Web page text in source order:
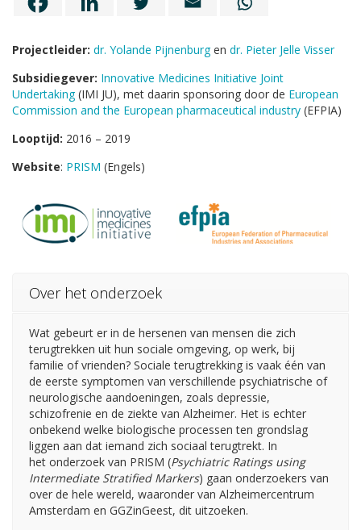
Projectleider: dr. Yolande Pijnenburgen dr. Pieter Jelle Visser
Subsidiegever: Innovative Medicines Initiative Joint
Undertaking(IMI JU), met daarin sponsoring door de European
Commission and the European pharmaceutical industry (EFPIA)
Looptijd: 2016 – 2019
Website: PRISM (Engels)
Over het onderzoek
Wat gebeurt er in de hersenen van mensen die zich
terugtrekken uit hun sociale omgeving, op werk, bij
familie of vrienden? Sociale terugtrekking is vaak één van
de eerste symptomen van verschillende psychiatrische of
neurologische aandoeningen, zoals depressie,
schizofrenie en de ziekte van Alzheimer. Het is echter
onbekend welke biologische processen ten grondslag
liggen aan dat iemand zich sociaal terugtrekt. In
het onderzoek van PRISM (Psychiatric Ratings using
Intermediate Stratified Markers) gaan onderzoekers van
over de hele wereld, waaronder van Alzheimercentrum
Amsterdam en GGZinGeest, dit uitzoeken.